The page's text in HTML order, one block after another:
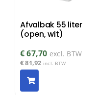
Afvalbak 55 liter
(open, wit)
€67,70 excl. BTW
€81,92 incl. BTW